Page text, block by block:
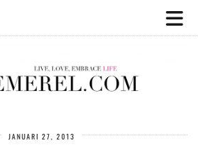
JANUARI 27, 2013